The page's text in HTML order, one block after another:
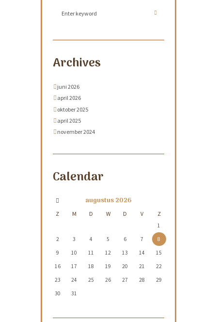
Archives
juni 2026
april 2026
oktober 2025
april 2025
november 2024
Calendar
augustus2026
Z M D W D V Z
1
2
3 4 5 6 7
8
9
10 11 12 13 14
15
16
17 18 19 20 21
22
23
24 25 26 27 28
29
30
31